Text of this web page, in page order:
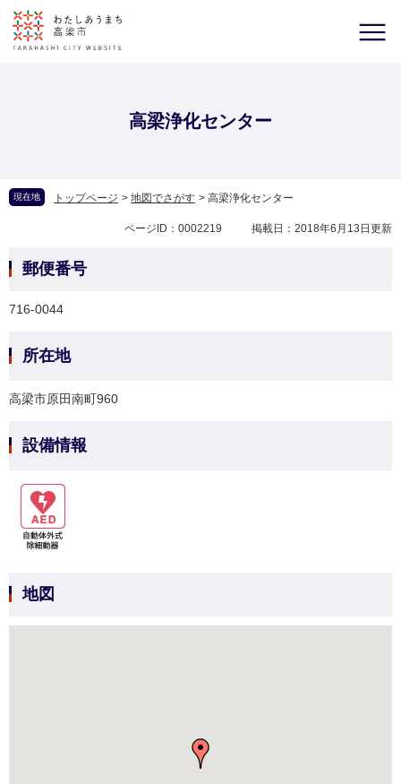
高梁浄化センター
現在地 トップページ > 地図でさがす > 高梁浄化センター
ページID：0002219 掲載日：2018年6月13日更新
郵便番号
716-0044
所在地
高梁市原田南町960
設備情報
地図